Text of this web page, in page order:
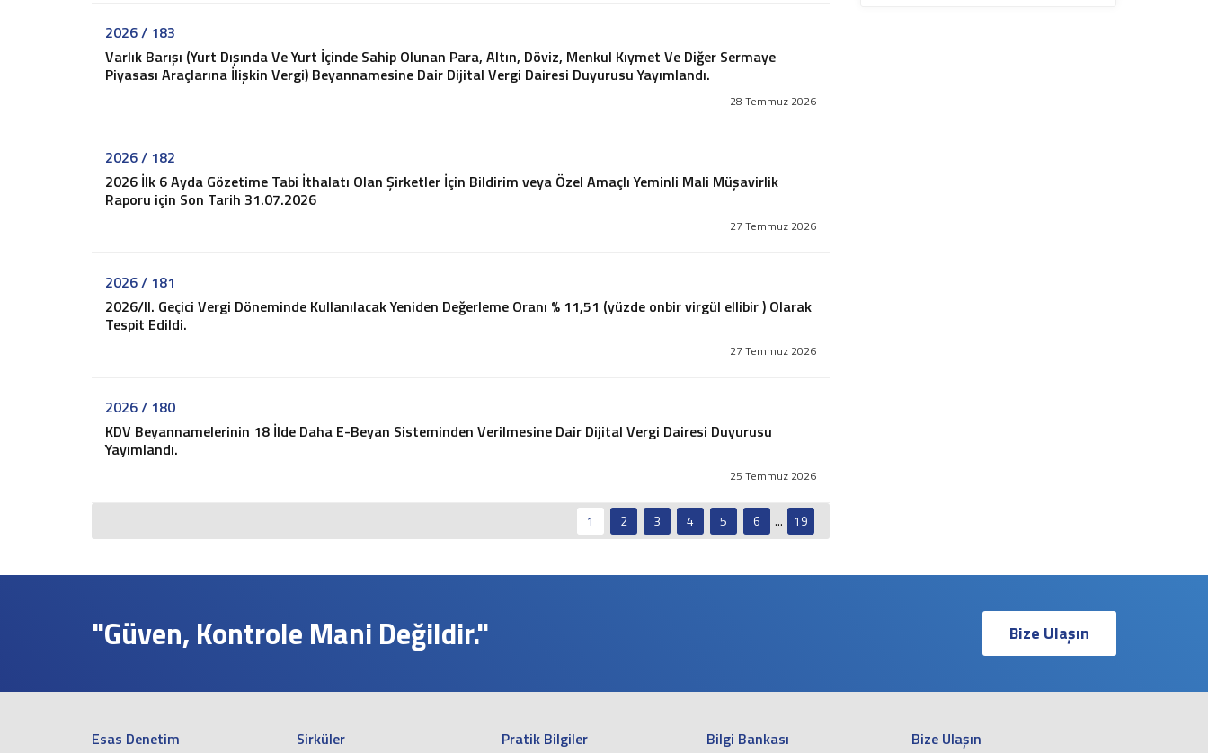
2026 / 183
Varlık Barışı (Yurt Dışında Ve Yurt İçinde Sahip Olunan Para, Altın, Döviz, Menkul Kıymet Ve Diğer Sermaye
Piyasası Araçlarına İlişkin Vergi) Beyannamesine Dair Dijital Vergi Dairesi Duyurusu Yayımlandı.
28 Temmuz 2026
2026 / 182
2026 İlk 6 Ayda Gözetime Tabi İthalatı Olan Şirketler İçin Bildirim veya Özel Amaçlı Yeminli Mali Müşavirlik
Raporu için Son Tarih 31.07.2026
27 Temmuz 2026
2026 / 181
2026/II. Geçici Vergi Döneminde Kullanılacak Yeniden Değerleme Oranı % 11,51 (yüzde onbir virgül ellibir ) Olarak
Tespit Edildi.
27 Temmuz 2026
2026 / 180
KDV Beyannamelerinin 18 İlde Daha E-Beyan Sisteminden Verilmesine Dair Dijital Vergi Dairesi Duyurusu
Yayımlandı.
25 Temmuz 2026
1 2 3 4 5 6 ... 19
"Güven, Kontrole Mani Değildir." Bize Ulaşın
Esas Denetim Sirküler Pratik Bilgiler Bilgi Bankası Bize Ulaşın